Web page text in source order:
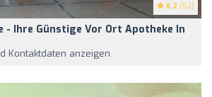
4.2 (52)
- Ihre Günstige Vor Ort Apotheke In
Kontaktdaten anzeigen